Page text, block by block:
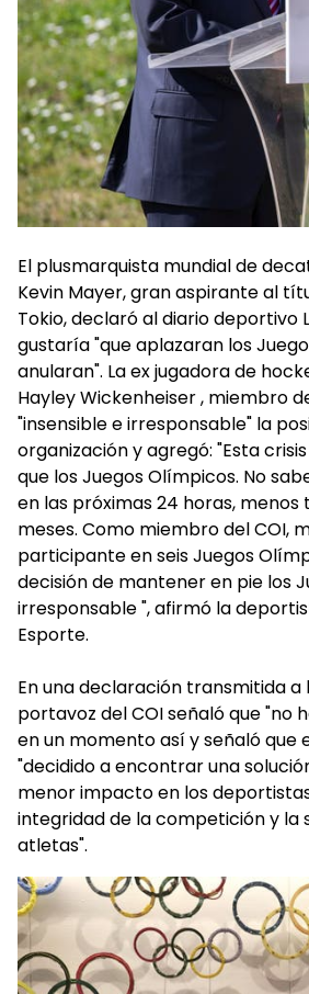
El plusmarquista mundial de
Kevin Mayer, gran aspirante al
Tokio, declaró al diario deportivo
gustaría "que aplazaran los
anularan". La ex jugadora de
Hayley Wickenheiser , miembro
"insensible e irresponsable" la
organización y agregó: "Esta
que los Juegos Olímpicos. No
en las próximas 24 horas,
meses. Como miembro del COI,
participante en seis Juegos
decisión de mantener en pie los
irresponsable ", afirmó la
Esporte.
En una declaración transmitida a
portavoz del COI señaló que "no
en un momento así y señaló que
"decidido a encontrar una
menor impacto en los
integridad de la competición y la
atletas".